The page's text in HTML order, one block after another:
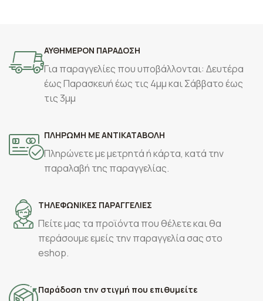
ΑΥΘΗΜΕΡΟΝ ΠΑΡΑΔΟΣΗ
Για παραγγελίες που υποβάλλονται: Δευτέρα
έως Παρασκευή έως τις 4μμ και Σάββατο έως
τις 3μμ
ΠΛΗΡΩΜΗ ΜΕ ΑΝΤΙΚΑΤΑΒΟΛΗ
Πληρώνετε με μετρητά ή κάρτα, κατά την
παραλαβή της παραγγελίας.
ΤΗΛΕΦΩΝΙΚΕΣ ΠΑΡΑΓΓΕΛΙΕΣ
Πείτε μας τα προϊόντα που θέλετε και θα
περάσουμε εμείς την παραγγελία σας στο
eshop.
Παράδοση την στιγμή που επιθυμείτε